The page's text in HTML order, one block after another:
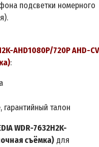
подсветки номерного
.
AHD1080P/720P AHD-
:
гарантийный талон
WDR-7632H2K-
съёмка) для